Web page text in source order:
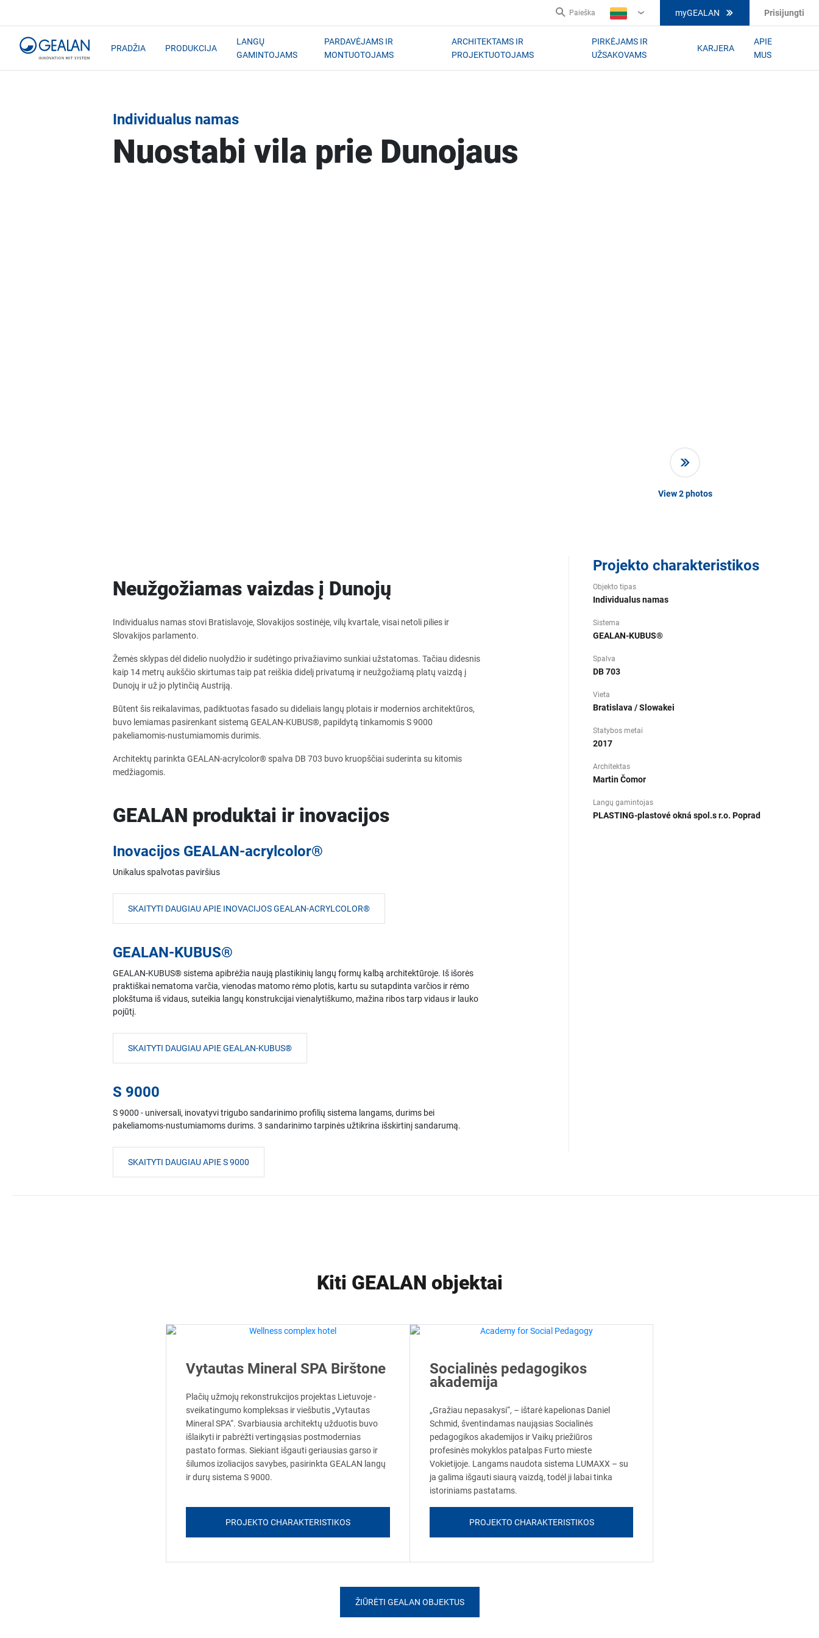
Paieška
LT
myGEALAN Prisijungti
PRADŽIA PRODUKCIJA
LANGŲ
GAMINTOJAMS
PARDAVĖJAMS IR
MONTUOTOJAMS
ARCHITEKTAMS IR
PROJEKTUOTOJAMS
PIRKĖJAMS IR
UŽSAKOVAMS
KARJERA
APIE
MUS
Individualus namas
Nuostabi vila prie Dunojaus
View2photos
Projekto charakteristikos
Objekto tipas
Individualus namas
Sistema
GEALAN-KUBUS®
Spalva
DB 703
Vieta
Bratislava / Slowakei
Statybos metai
2017
Architektas
Martin Čomor
Langų gamintojas
PLASTING-plastové okná spol.s r.o. Poprad
Neužgožiamas vaizdas į Dunojų
Individualus namas stovi Bratislavoje, Slovakijos sostinėje, vilų kvartale, visai netoli pilies ir
Slovakijos parlamento.
Žemės sklypas dėl didelio nuolydžio ir sudėtingo privažiavimo sunkiai užstatomas. Tačiau didesnis
kaip 14 metrų aukščio skirtumas taip pat reiškia didelį privatumą ir neužgožiamą platų vaizdą į
Dunojų ir už jo plytinčią Austriją.
Būtent šis reikalavimas, padiktuotas fasado su dideliais langų plotais ir modernios architektūros,
buvo lemiamas pasirenkant sistemą GEALAN-KUBUS®, papildytą tinkamomis S 9000
pakeliamomis-nustumiamomis durimis.
Architektų parinkta GEALAN-acrylcolor® spalva DB 703 buvo kruopščiai suderinta su kitomis
medžiagomis.
GEALAN produktai ir inovacijos
Inovacijos GEALAN-acrylcolor®
Unikalus spalvotas paviršius
SKAITYTI DAUGIAU APIE INOVACIJOS GEALAN-ACRYLCOLOR®
GEALAN-KUBUS®
GEALAN-KUBUS® sistema apibrėžia naują plastikinių langų formų kalbą architektūroje. Iš išorės
praktiškai nematoma varčia, vienodas matomo rėmo plotis, kartu su sutapdinta varčios ir rėmo
plokštuma iš vidaus, suteikia langų konstrukcijai vienalytiškumo, mažina ribos tarp vidaus ir lauko
pojūtį.
SKAITYTI DAUGIAU APIE GEALAN-KUBUS®
S 9000
S 9000 - universali, inovatyvi trigubo sandarinimo profilių sistema langams, durims bei
pakeliamoms-nustumiamoms durims. 3 sandarinimo tarpinės užtikrina išskirtinį sandarumą.
SKAITYTI DAUGIAU APIE S 9000
Kiti GEALAN objektai
Vytautas Mineral SPA Birštone
Plačių užmojų rekonstrukcijos projektas Lietuvoje -
sveikatingumo kompleksas ir viešbutis „Vytautas
Mineral SPA“. Svarbiausia architektų užduotis buvo
išlaikyti ir pabrėžti vertingąsias postmodernias
pastato formas. Siekiant išgauti geriausias garso ir
šilumos izoliacijos savybes, pasirinkta GEALAN langų
ir durų sistema S 9000.
PROJEKTO CHARAKTERISTIKOS
Socialinės pedagogikos
akademija
„Gražiau nepasakysi“, – ištarė kapelionas Daniel
Schmid, šventindamas naująsias Socialinės
pedagogikos akademijos ir Vaikų priežiūros
profesinės mokyklos patalpas Furto mieste
Vokietijoje. Langams naudota sistema LUMAXX – su
ja galima išgauti siaurą vaizdą, todėl ji labai tinka
istoriniams pastatams.
PROJEKTO CHARAKTERISTIKOS
ŽIŪRĖTI GEALAN OBJEKTUS